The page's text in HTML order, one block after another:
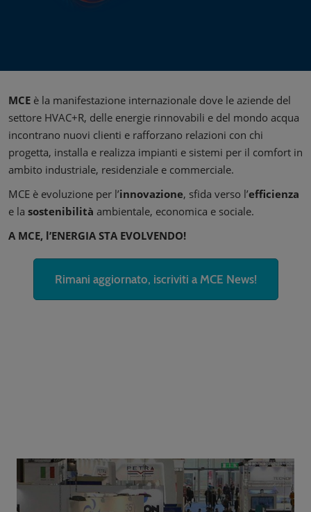
MCE è la manifestazione internazionale dove le aziende del
settore HVAC+R, delle energie rinnovabili e del mondo acqua
incontrano nuovi clienti e rafforzano relazioni con chi
progetta, installa e realizza impianti e sistemi per il comfort in
ambito industriale, residenziale e commerciale.
MCE è evoluzione per l’innovazione, sfida verso l’efficienza
e la sostenibilità ambientale, economica e sociale.
A MCE, l’ENERGIA STA EVOLVENDO!
Rimani aggiornato, iscriviti a MCE News!